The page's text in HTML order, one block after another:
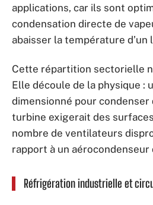
applications, car ils sont
condensation directe de
abaisser la température
Cette répartition sectorielle
Elle découle de la physique :
dimensionné pour condenser
turbine exigerait des
nombre de ventilateurs
rapport à un aérocondenseur
Réfrigération industrielle et